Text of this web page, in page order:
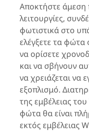
Αποκτήστε άμεση
λειτουργίες,
φωτιστικά στο
ελέγξετε τα φώτα
να ορίσετε
και να σβήνουν
να χρειάζεται να
εξοπλισμό.
της εμβέλειας
φώτα θα είναι
εκτός εμβέλειας